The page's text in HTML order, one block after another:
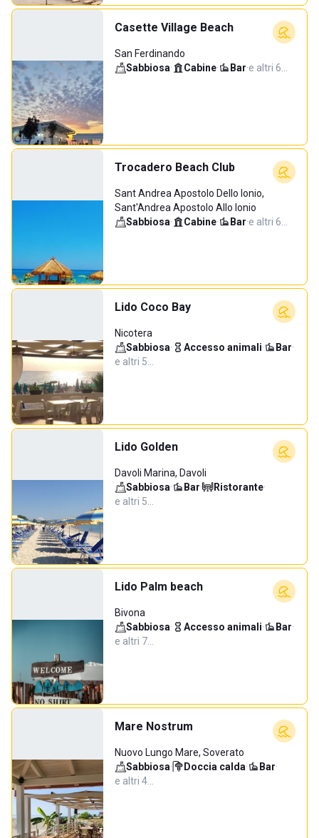
Casette Village Beach
San Ferdinando
Sabbiosa· Cabine· Bar·e altri 6…
Trocadero Beach Club
Sant Andrea Apostolo Dello Ionio,
Sant'Andrea Apostolo Allo Ionio
Sabbiosa· Cabine· Bar·e altri 6…
Lido Coco Bay
Nicotera
Sabbiosa· Accesso animali· Bar·
e altri 5…
Lido Golden
Davoli Marina, Davoli
Sabbiosa· Bar· Ristorante·
e altri 5…
Lido Palm beach
Bivona
Sabbiosa· Accesso animali· Bar·
e altri 7…
Mare Nostrum
Nuovo Lungo Mare, Soverato
Sabbiosa· Doccia calda· Bar·
e altri 4…